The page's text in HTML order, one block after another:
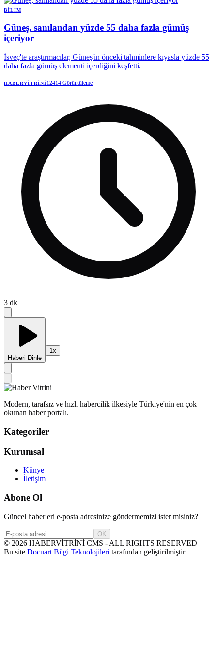
BILIM
Güneş, sanılandan yüzde 55 daha fazla gümüş
içeriyor
İsveç'te araştırmacılar, Güneş'in önceki tahminlere kıyasla yüzde 55
daha fazla gümüş elementi içerdiğini keşfetti.
HABERVITRINI12414 Görüntüleme
3 dk
Haberi Dinle
1x
Modern, tarafsız ve hızlı habercilik ilkesiyle Türkiye'nin en çok
okunan haber portalı.
Kategoriler
Kurumsal
Künye
İletişim
Abone Ol
Güncel haberleri e-posta adresinize göndermemizi ister misiniz?
OK
© 2026 HABERVİTRİNİ CMS - ALL RIGHTS RESERVED
Bu site Docuart Bilgi Teknolojileri tarafından geliştirilmiştir.